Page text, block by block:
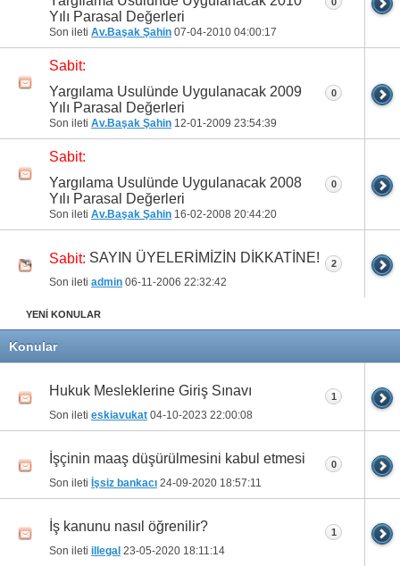
Yılı Parasal Değerleri
Son ileti Av.Başak Şahin 07-04-2010 04:00:17
Sabit:
Yargılama Usulünde Uygulanacak 2009
Yılı Parasal Değerleri
Son ileti Av.Başak Şahin 12-01-2009 23:54:39
0
Sabit:
Yargılama Usulünde Uygulanacak 2008
Yılı Parasal Değerleri
Son ileti Av.Başak Şahin 16-02-2008 20:44:20
0
Sabit: SAYIN ÜYELERİMİZİN DİKKATİNE!
Son ileti admin 06-11-2006 22:32:42
2
YENİ KONULAR
Konular
Hukuk Mesleklerine Giriş Sınavı
Son ileti eskiavukat 04-10-2023 22:00:08
1
İşçinin maaş düşürülmesini kabul etmesi
Son ileti İşsiz bankacı 24-09-2020 18:57:11
0
İş kanunu nasıl öğrenilir?
Son ileti illegal 23-05-2020 18:11:14
1